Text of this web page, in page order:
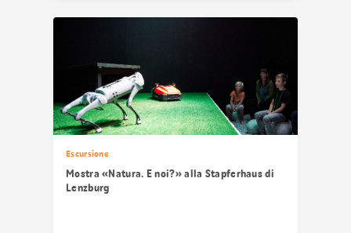
Escursione
Mostra «Natura. E noi?» alla Stapferhaus di
Lenzburg